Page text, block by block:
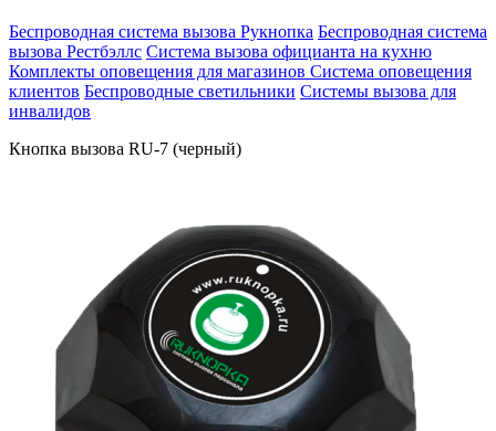
Беспроводная система вызова Рукнопка Беспроводная система
вызова Рестбэллс Система вызова официанта на кухню
Комплекты оповещения для магазинов Система оповещения
клиентов Беспроводные светильники Системы вызова для
инвалидов
Кнопка вызова RU-7 (черный)